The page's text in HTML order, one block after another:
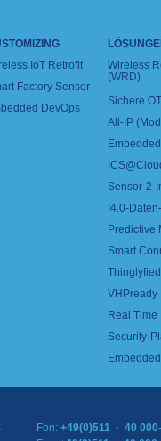
IoT Retrofit
Factory Sensor
DevOps
Wireless
(WRD)
Sichere
All-IP
Sensor-2-
I4.0-
Predictive
Smart
VHPready
Real
Security-
Fon: +49(0)511 · 40